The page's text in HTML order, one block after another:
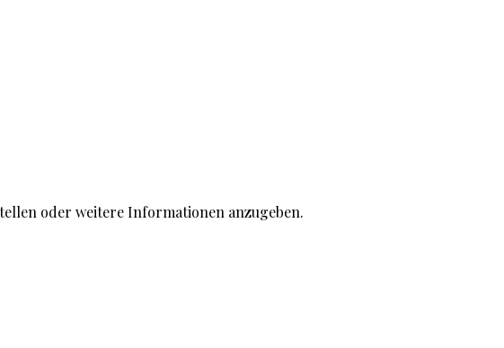
oder weitere Informationen anzugeben.